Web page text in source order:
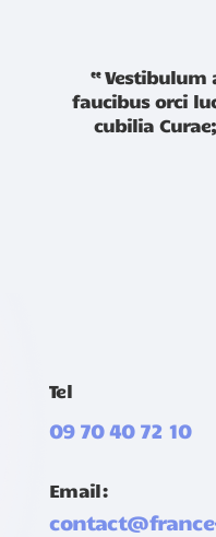
“
faucibus orci
cubilia
Tel
09 70 40 72 10
Email: